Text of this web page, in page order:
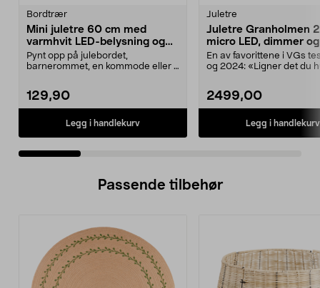
Bordtrær
Mini juletre 60 cm med
varmhvit LED-belysning og
pynt
Pynt opp på julebordet,
barnerommet, en kommode eller i
129,90
Legg i handlekurv
Juletre
Juletre Granholmen
micro LED, dimmer
En av favorittene i VGs
og 2024: «Ligner det du
2499,00
Legg i handlekurv
Passende tilbehør